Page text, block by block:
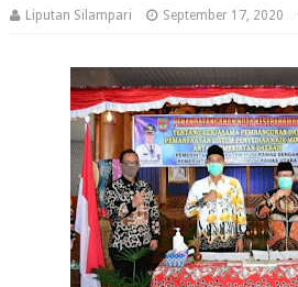
Liputan Silampari September 17, 2020